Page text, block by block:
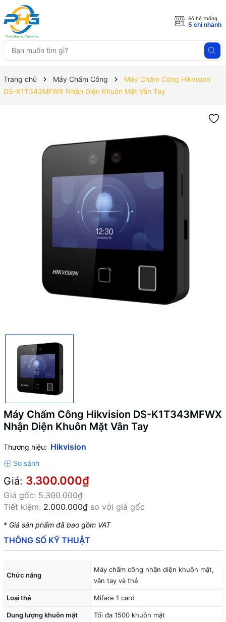
Số hệ thống
5 chi nhánh
Trang chủ Máy Chấm Công
Máy Chấm Công Hikvision
DS-K1T343MFWX Nhận Diện Khuôn Mặt Vân Tay
Máy Chấm Công Hikvision DS-K1T343MFWX
Nhận Diện Khuôn Mặt Vân Tay
Thương hiệu: Hikvision
Giá: 3.300.000₫
Giá gốc: 5.300.000₫
Tiết kiệm: 2.000.000₫ so với giá gốc
* Giá sản phẩm đã bao gồm VAT
THÔNG SỐ KỸ THUẬT
Chức năng
Máy chấm công nhận diện khuôn mặt,
vân tay và thẻ
Loại thẻ Mifare 1 card
Dung lượng khuôn mặt Tối đa 1500 khuôn mặt